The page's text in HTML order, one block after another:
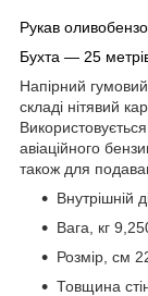
Рукав
Бухта — 25
Напірний
складі нітявий
авіаційного
також для
Внутрішній
Вага, кг
Розмір, см
Товщина